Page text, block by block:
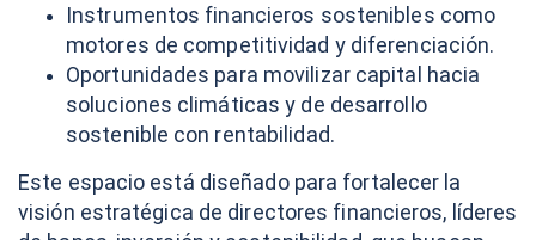
Instrumentos financieros sostenibles como
motores de competitividad y diferenciación.
Oportunidades para movilizar capital hacia
soluciones climáticas y de desarrollo
sostenible con rentabilidad.
Este espacio está diseñado para fortalecer la
visión estratégica de directores financieros, líderes